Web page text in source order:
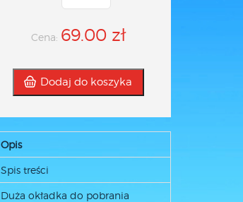
Cena: 69.00 zł
Dodaj do koszyka
Opis
Spis treści
Duża okładka do pobrania